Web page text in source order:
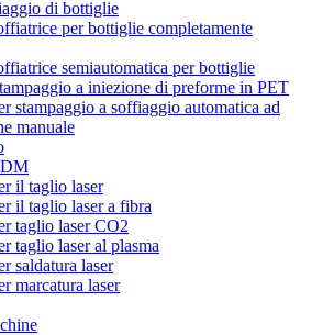
di bottiglie
per bottiglie completamente
semiautomatica per bottiglie
a iniezione di preforme in PET
stampaggio a soffiaggio automatica ad
manuale
il taglio laser
il taglio laser a fibra
taglio laser CO2
taglio laser al plasma
saldatura laser
marcatura laser